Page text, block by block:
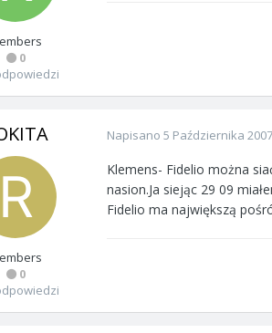
0
0
Napisano 5 Października 2007
Klemens- Fidelio można
nasion.Ja siejąc 29 09
Fidelio ma największą